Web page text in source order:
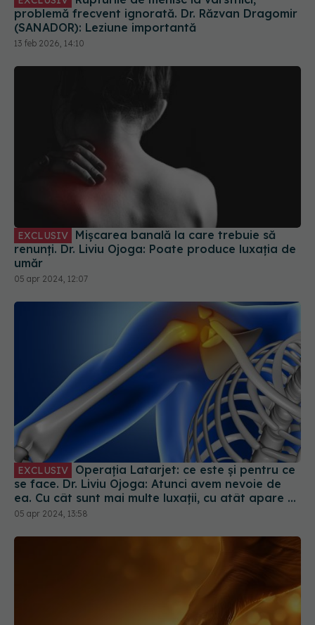
13 feb 2026, 14:10
renunți. Dr. Liviu Ojoga: Poate produce luxația de
umăr
05 apr 2024, 12:07
EXCLUSIV
se face. Dr. Liviu Ojoga: Atunci avem nevoie de
ea. Cu cât sunt mai multe luxații, cu atât apare o
pierdere de os
05 apr 2024, 13:58